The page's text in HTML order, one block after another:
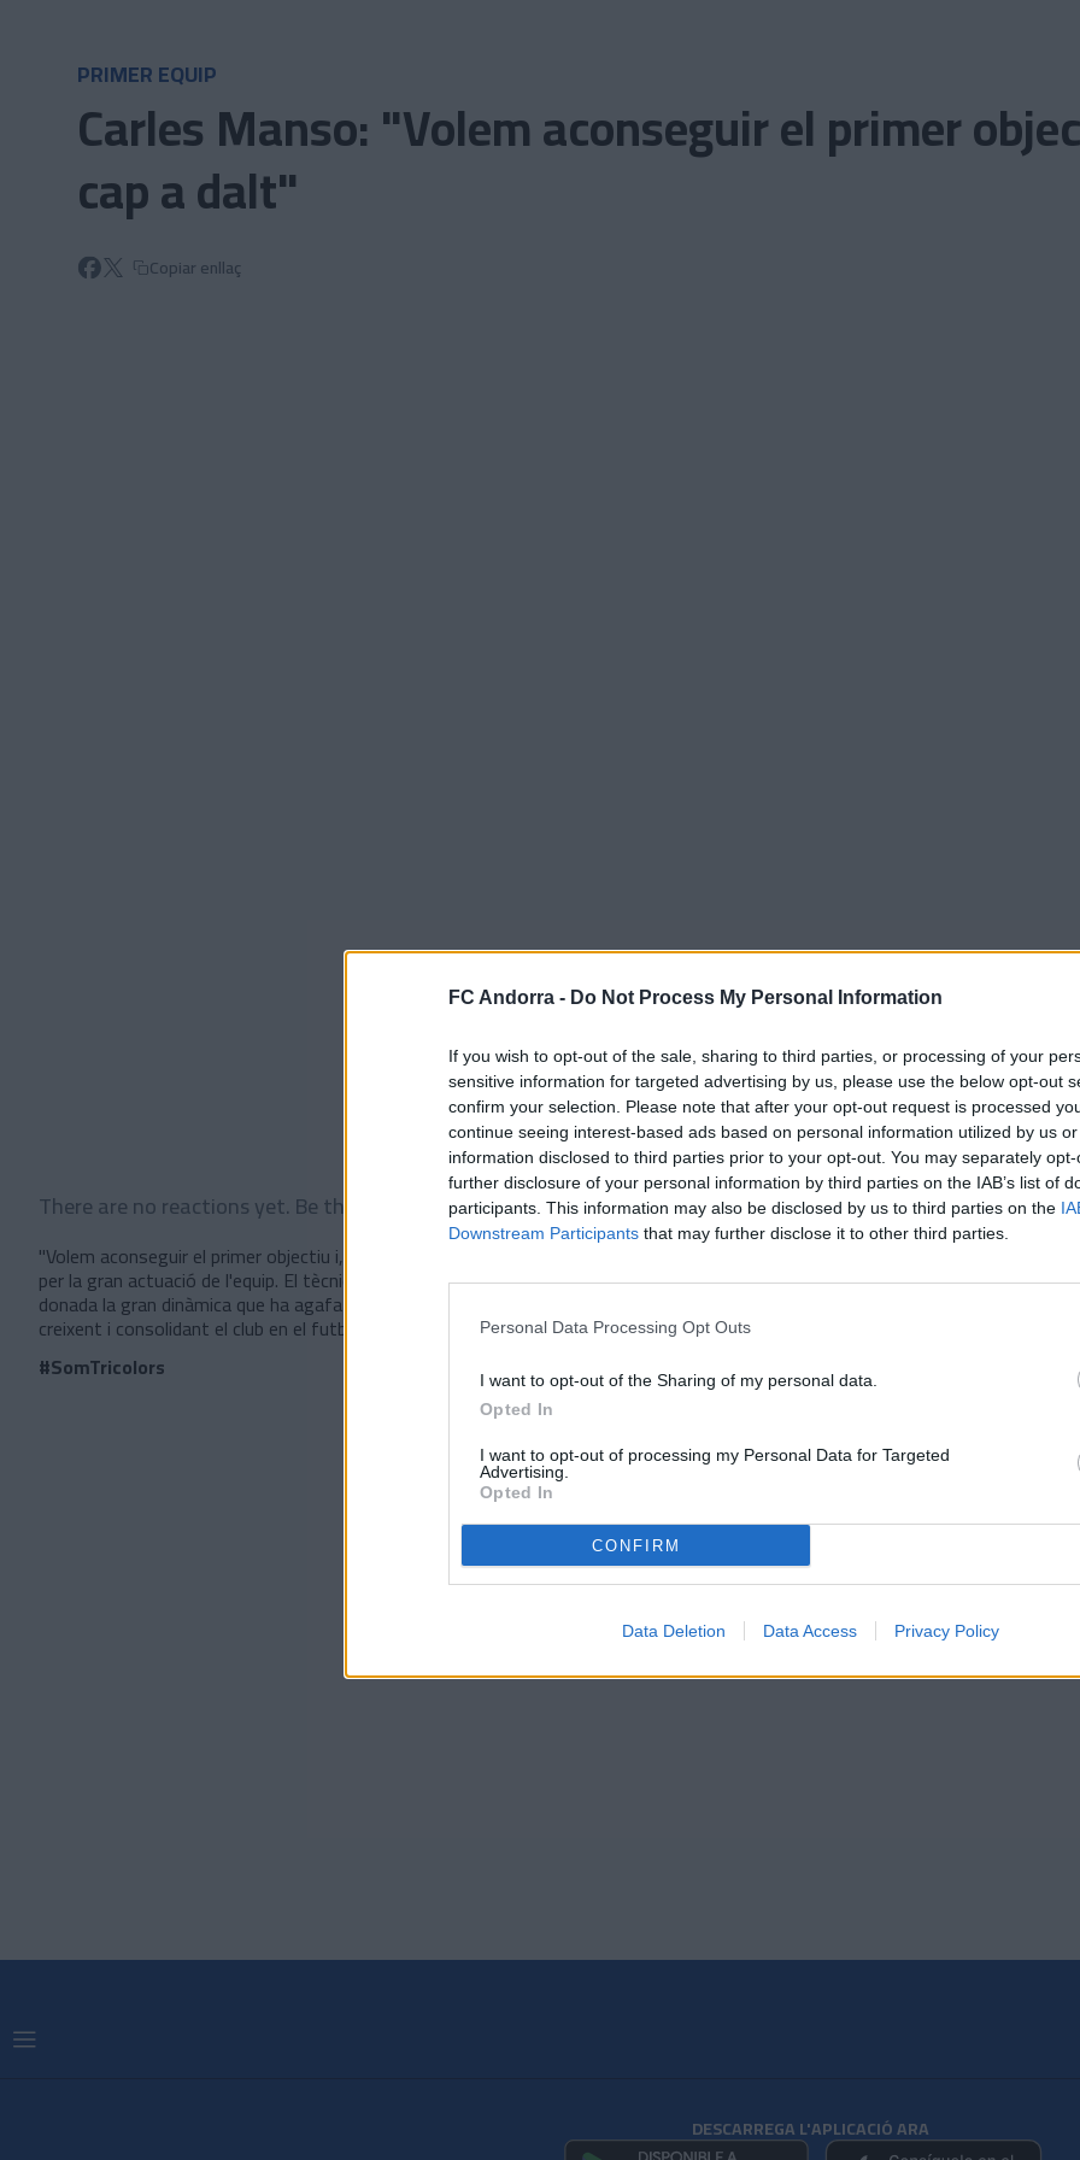
FC Andorra - Do Not Process My Personal Information
If you wish to opt-out of the sale, sharing to third parties, or processing of your
sensitive information for targeted advertising by us, please use the below opt-out
confirm your selection. Please note that after your opt-out request is processed
continue seeing interest-based ads based on personal information utilized by us
information disclosed to third parties prior to your opt-out. You may separately
further disclosure of your personal information by third parties on the IAB’s list of
participants. This information may also be disclosed by us to third parties on the
Downstream Participants that may further disclose it to other third parties.
Personal Data Processing Opt Outs
I want to opt-out of the Sharing of my personal data.
Opted In
I want to opt-out of processing my Personal Data for Targeted
Advertising.
Opted In
CONFIRM
Data Deletion Data Access Privacy Policy
PRIMER EQUIP
Carles Manso: "Volem aconseguir el primer
cap a dalt"
Copiar enllaç
There are no reactions yet. Be the first!
"Volem aconseguir el primer objectiu i, a partir d'aquí, mirar cap amunt", ha declarat un Carles Manso satisfet
per la gran actuació de l'equip. El tècnic, que ha reconegut que la lliga se'ls hi podria fer "una mica curta"
donada la gran dinàmica que ha agafat l'equip les últimes setmanes, s'ha mostrat ambiciós per seguir
creixent i consolidant el club en el futbol professional.
#SomTricolors
DESCARREGA L'APLICACIÓ ARA